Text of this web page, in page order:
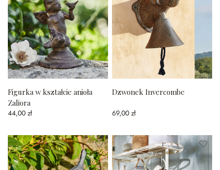
Figurka w kształcie anioła
Zaliora
44,00 zł
Dzwonek Invercombe
69,00 zł